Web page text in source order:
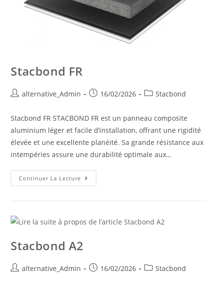
Stacbond FR
alternative_Admin 16/02/2026 Stacbond
Stacbond FR STACBOND FR est un panneau composite
aluminium léger et facile d’installation, offrant une rigidité
élevée et une excellente planéité. Sa grande résistance aux
intempéries assure une durabilité optimale aux…
Continuer La Lecture
Stacbond A2
alternative_Admin 16/02/2026 Stacbond